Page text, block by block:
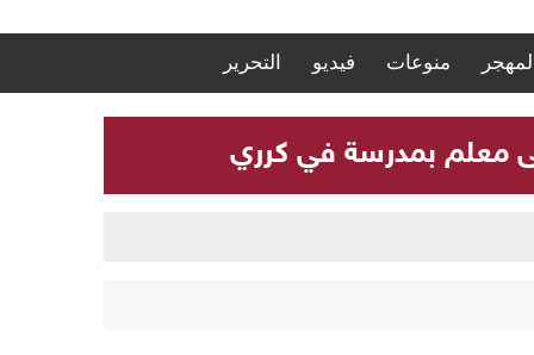
المهجر منوعات فيديو التحرير
معلم بمدرسة في كرري